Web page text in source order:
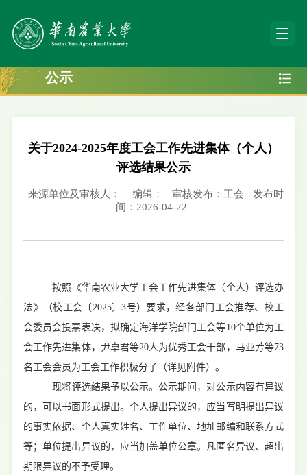
公示
关于2024-2025年度工会工作先进集体（个人）
评选结果公示
来源单位及审核人： 编辑： 审核发布：工会
发布时
间：2026-04-22
按照《华南农业大学工会工作先进集体（个人）评选办
法》（校工会〔 2025〕3号）要求，经各部门工会推荐、校工
会委员会投票表决，拟确定海洋学院部门工会等10个单位为工
会工作先进集体，尹卓君等20人为优秀工会干部，马亚芳等73
名工会会员为工会工作积极分子（详见附件）。
现将评选结果予以公示。公示期间，对公示内容有异议
的，可以书面形式提出。个人提出异议的，应当写明提出异议
的事实依据、个人真实姓名、工作单位、地址邮编和联系方式
等；单位提出异议的，应当加盖单位公章。凡匿名异议、超出
期限异议的不予受理。